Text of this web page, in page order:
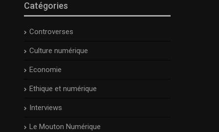
Catégories
Controverses
Culture numérique
Economie
Ethique et numérique
Interviews
Le Mouton Numérique